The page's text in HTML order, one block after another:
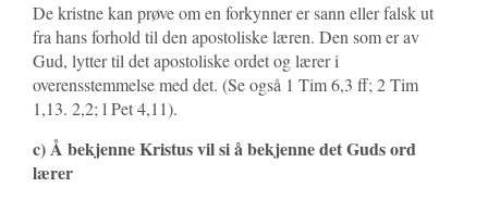
De kristne kan prøve om en forkynner er sann eller falsk ut
fra hans forhold til den apostoliske læren. Den som er av
Gud, lytter til det apostoliske ordet og lærer i
overensstemmelse med det. (Se også 1 Tim 6,3 ff; 2 Tim
1,13. 2,2; l Pet 4,11).
c) Å bekjenne Kristus vil si å bekjenne det Guds ord
lærer